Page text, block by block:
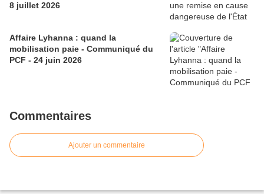
8 juillet 2026
Affaire Lyhanna : quand la
mobilisation paie - Communiqué du
PCF - 24 juin 2026
Commentaires
Ajouter un commentaire